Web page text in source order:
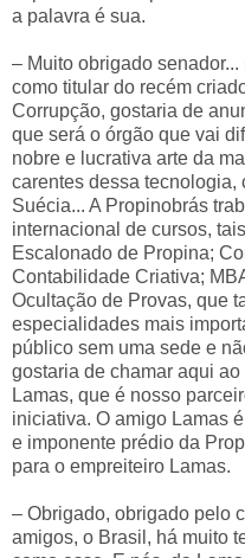
a palavra é sua.
– Muito obrigado
como titular do recém
Corrupção, gostaria de
que será o órgão que vai
nobre e lucrativa arte da
carentes dessa tecnologia,
Suécia... A Propinobrás
internacional de cursos,
Escalonado de Propina;
Contabilidade Criativa;
Ocultação de Provas, que
especialidades mais
público sem uma sede e
gostaria de chamar aqui
Lamas, que é nosso
iniciativa. O amigo Lamas
e imponente prédio da
para o empreiteiro Lamas.
– Obrigado, obrigado pelo
amigos, o Brasil, há muito